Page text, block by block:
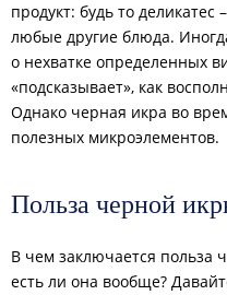
продукт: будь то
любые другие блюда.
о нехватке определенных
«подсказывает», как
Однако черная икра во
полезных микроэлементов.
Польза черной
В чем заключается польза
есть ли она вообще?